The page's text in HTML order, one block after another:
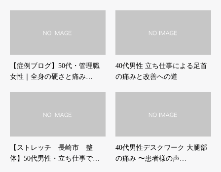
【症例ブログ】50代・管理職
女性｜全身の硬さと痛み…
40代男性 立ち仕事による足首
の痛みと改善への道
【ストレッチ 長崎市 整
体】50代男性・立ち仕事で…
40代男性デスクワーク 大腿部
の痛み 〜患者様の声…